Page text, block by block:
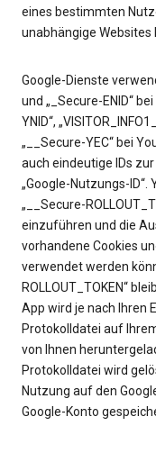
eines bestimmten
unabhängige
Google-Dienste
und „_Secure-ENID“
YNID“,
„__Secure-YEC“ bei
auch eindeutige IDs
„Google-Nutzungs-
„__Secure-
einzuführen und die
vorhandene Cookies
verwendet werden
ROLLOUT_TOKEN“
App wird je nach Ihren
Protokolldatei auf
von Ihnen
Protokolldatei wird
Nutzung auf den
Google-Konto